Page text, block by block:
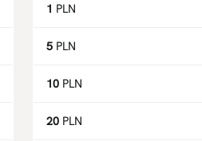
1 PLN
5 PLN
10 PLN
20 PLN